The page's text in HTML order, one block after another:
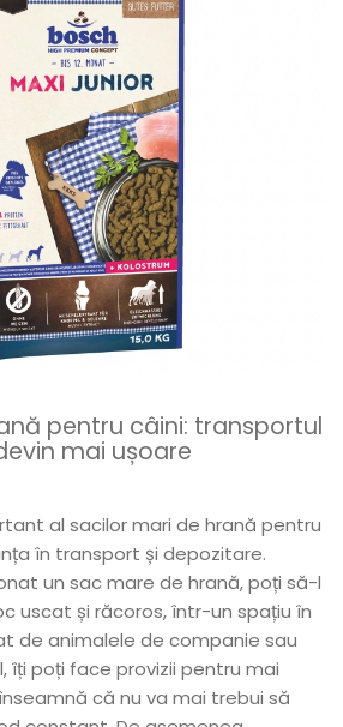
pentru câini: transportul
mai ușoare
al sacilor mari de hrană pentru
în transport și depozitare.
un sac mare de hrană, poți să-l
uscat și răcoros, într-un spațiu în
de animalele de companie sau
îți poți face provizii pentru mai
că nu va mai trebui să